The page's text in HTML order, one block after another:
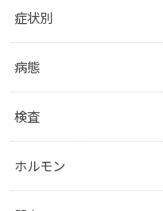
症状別
病態
検査
ホルモン